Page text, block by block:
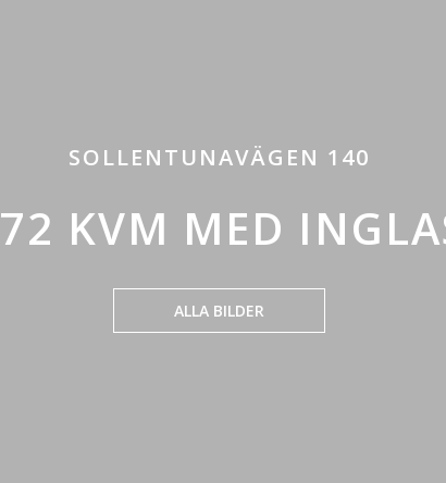
SOLLENTUNAVÄGEN 140
KVM MED
ALLA BILDER